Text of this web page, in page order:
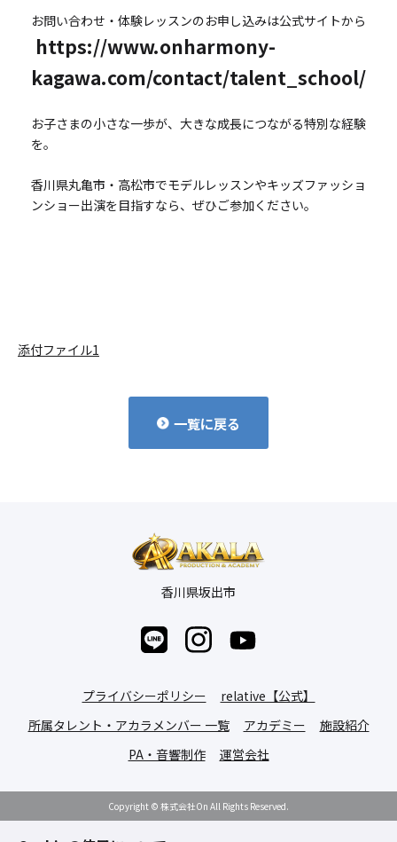
お問い合わせ・体験レッスンのお申し込みは公式サイトから
kagawa.com/contact/talent_school/
お子さまの小さな一歩が、大きな成長につながる特別な経験
を。
香川県丸亀市・高松市でモデルレッスンやキッズファッショ
ンショー出演を目指すなら、ぜひご参加ください。
添付ファイル1
一覧に戻る
香川県坂出市
プライバシーポリシー
relative【公式】
所属タレント・アカラメンバー 一覧
アカデミー
施設紹介
PA・音響制作
運営会社
Copyright © 株式会社On All Rights Reserved.